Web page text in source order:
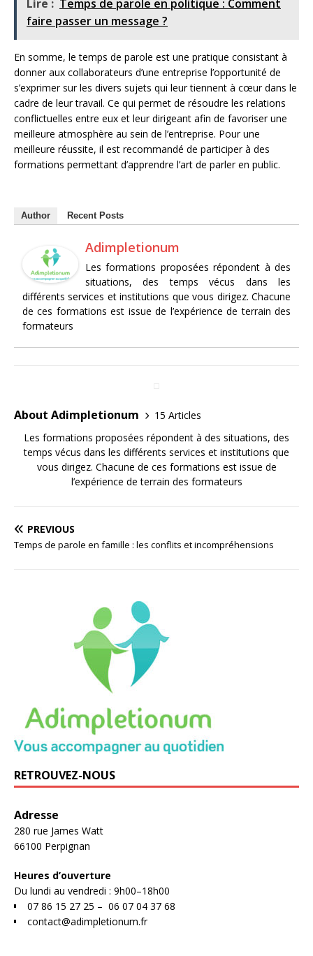
Lire : Temps de parole en politique : Comment
faire passer un message ?
En somme, le temps de parole est une pratique consistant à
donner aux collaborateurs d’une entreprise l’opportunité de
s’exprimer sur les divers sujets qui leur tiennent à cœur dans le
cadre de leur travail. Ce qui permet de résoudre les relations
conflictuelles entre eux et leur dirigeant afin de favoriser une
meilleure atmosphère au sein de l’entreprise. Pour une
meilleure réussite, il est recommandé de participer à des
formations permettant d’apprendre l’art de parler en public.
Author Recent Posts
Adimpletionum
Les formations proposées répondent à des
situations, des temps vécus dans les
différents services et institutions que vous dirigez. Chacune
de ces formations est issue de l’expérience de terrain des
formateurs
About Adimpletionum
15 Articles
Les formations proposées répondent à des situations, des
temps vécus dans les différents services et institutions que
vous dirigez. Chacune de ces formations est issue de
l’expérience de terrain des formateurs
PREVIOUS
Temps de parole en famille : les conflits et incompréhensions
RETROUVEZ-NOUS
Adresse
280 rue James Watt
66100 Perpignan
Heures d’ouverture
Du lundi au vendredi : 9h00–18h00
07 86 15 27 25 – 06 07 04 37 68
contact@adimpletionum.fr